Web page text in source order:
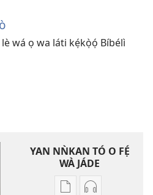
wá ọ wa láti kẹ́kọ̀ọ́ Bíbélì
YAN NǸKAN TÓ O FẸ́
WÀ JÁDE